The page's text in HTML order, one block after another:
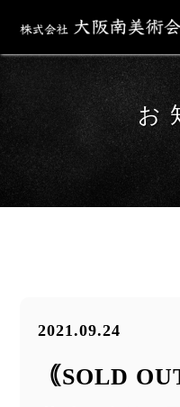
お
2021.09.24
｟SOLD